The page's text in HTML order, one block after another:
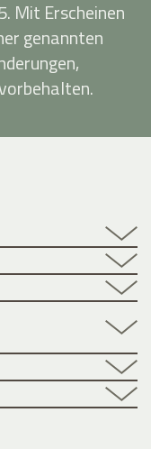
Mit Erscheinen
genannten